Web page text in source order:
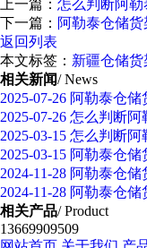
上一篇： 怎么判断阿勒
下一篇： 阿勒泰仓储货
返回列表
本文标签： 新疆仓储货
相关新闻/ News
2025-07-26 阿勒泰仓储
2025-07-26 怎么判断阿
2025-03-15 怎么判断阿
2025-03-15 阿勒泰仓储
2024-11-28 阿勒泰仓储
2024-11-28 阿勒泰仓储
相关产品/ Product
13669909509